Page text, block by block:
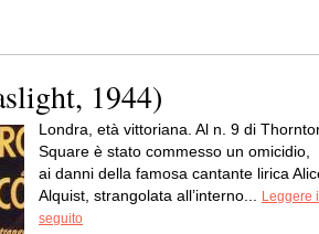
1944)
Londra, età vittoriana. Al n. 9 di
Square è stato commesso un omicidio,
ai danni della famosa cantante lirica
Alquist, strangolata all’interno... Leggere
seguito